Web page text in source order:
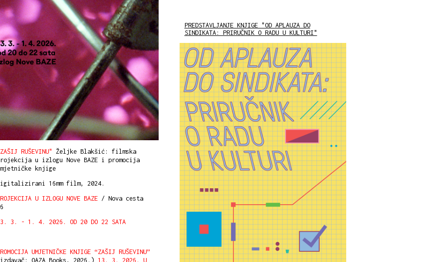
RUŠEVINU" Željke Blakšić: filmska
u izlogu Nove BAZE i promocija
knjige
16mm film, 2024.
U IZLOGU NOVE BAZE / Nova cesta
3. - 1. 4. 2026. OD 20 DO 22 SATA
UMJETNIČKE KNJIGE “ZAŠIJ RUŠEVINU”
OAZA Books, 2026.) 13. 3. 2026. U
PREDSTAVLJANJE KNJIGE "OD APLAUZA DO
SINDIKATA: PRIRUČNIK O RADU U KULTURI"